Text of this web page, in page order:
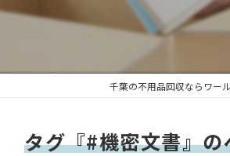
千葉の不用品回収ならワー
タグ『#機密文書』の